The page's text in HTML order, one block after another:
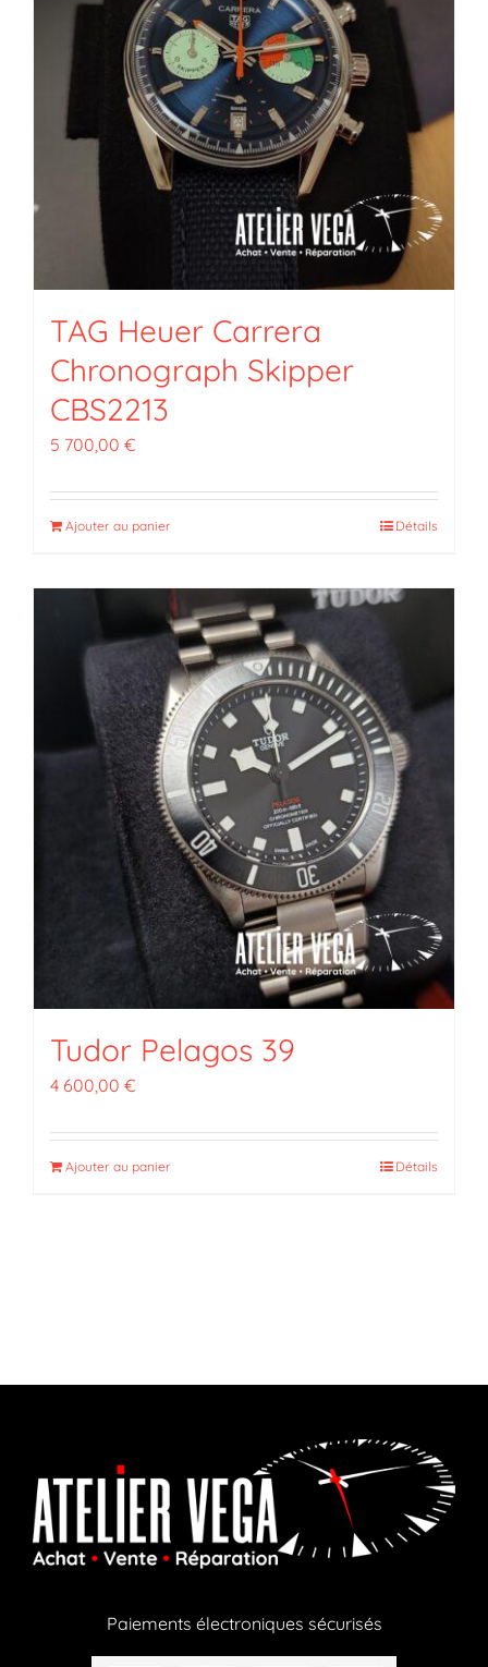
TAG Heuer Carrera
Chronograph Skipper
CBS2213
5 700,00 €
Ajouter au panier Détails
Tudor Pelagos 39
4 600,00 €
Ajouter au panier Détails
Paiements électroniques sécurisés